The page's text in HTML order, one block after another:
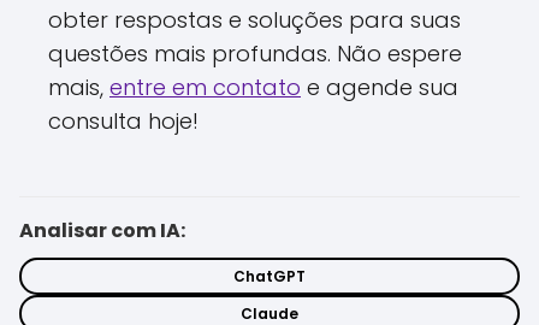
obter respostas e soluções para suas
questões mais profundas. Não espere
mais, entre em contato e agende sua
consulta hoje!
Analisar com IA:
ChatGPT
Claude